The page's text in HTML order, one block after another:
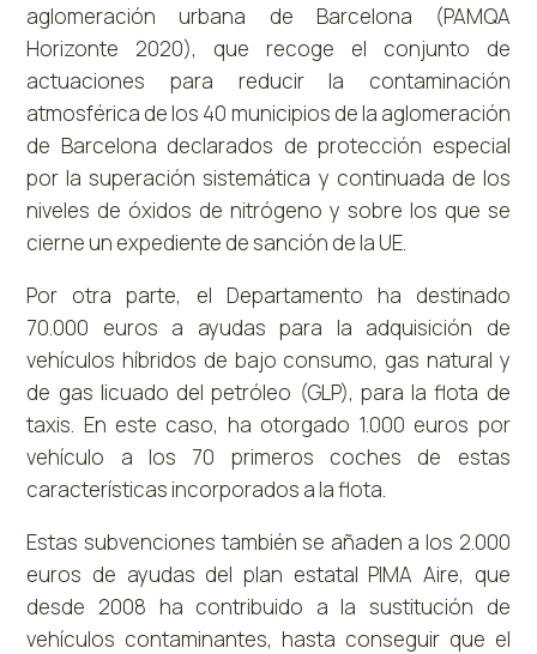
aglomeración urbana de Barcelona (PAMQA
Horizonte 2020), que recoge el conjunto de
actuaciones para reducir la contaminación
atmosférica de los 40 municipios de la aglomeración
de Barcelona declarados de protección especial
por la superación sistemática y continuada de los
niveles de óxidos de nitrógeno y sobre los que se
cierne un expediente de sanción de la UE.
Por otra parte, el Departamento ha destinado
70.000 euros a ayudas para la adquisición de
vehículos híbridos de bajo consumo, gas natural y
de gas licuado del petróleo (GLP), para la flota de
taxis. En este caso, ha otorgado 1.000 euros por
vehículo a los 70 primeros coches de estas
características incorporados a la flota.
Estas subvenciones también se añaden a los 2.000
euros de ayudas del plan estatal PIMA Aire, que
desde 2008 ha contribuido a la sustitución de
vehículos contaminantes, hasta conseguir que el